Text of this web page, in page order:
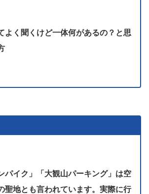
よく聞くけど一体何があるの？と思
パイク」「大観山パーキング」は空
聖地とも言われています。実際に行